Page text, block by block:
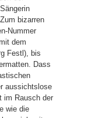
bizarren
Nummer
dem
Festl), bis
Dass
aussichtslose
im Rausch der
wie die